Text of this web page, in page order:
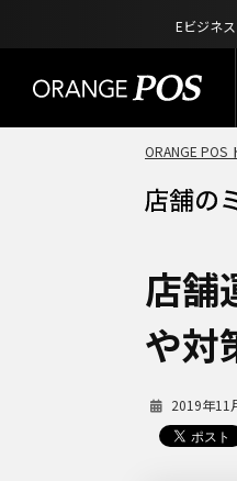
Eビジネ
ORANGE POS
店舗
や対
2019年11